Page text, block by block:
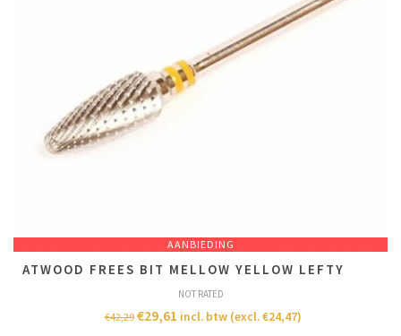
AANBIEDING
ATWOOD FREES BIT MELLOW YELLOW LEFTY
NOT RATED
€42,29 €29,61 incl. btw (excl.€24,47)